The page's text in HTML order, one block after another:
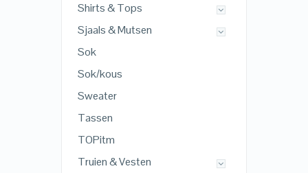
Shirts & Tops
Sjaals & Mutsen
Sok
Sok/kous
Sweater
Tassen
TOPitm
Truien & Vesten